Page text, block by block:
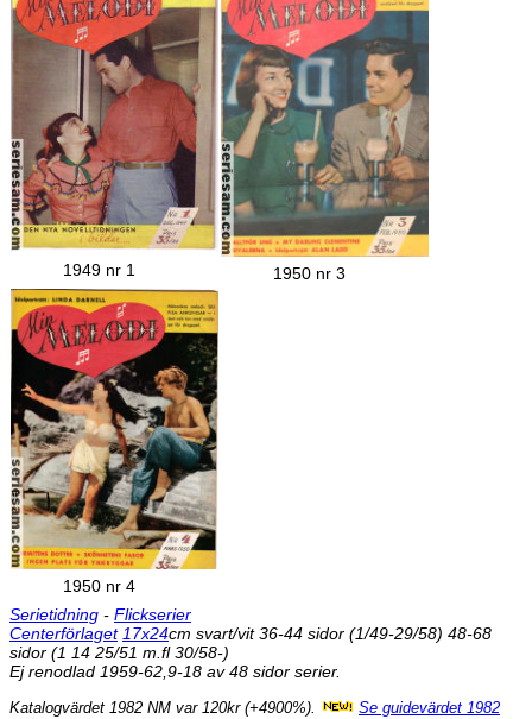
1949 nr 1 1950 nr 3
1950 nr 4
Serietidning - Flickserier
Centerförlaget 17x24cm svart/vit 36-44 sidor (1/49-29/58) 48-68
sidor (1 14 25/51 m.fl 30/58-)
Ej renodlad 1959-62,9-18 av 48 sidor serier.
Katalogvärdet 1982 NM var 120kr (+4900%). Se guidevärdet 1982